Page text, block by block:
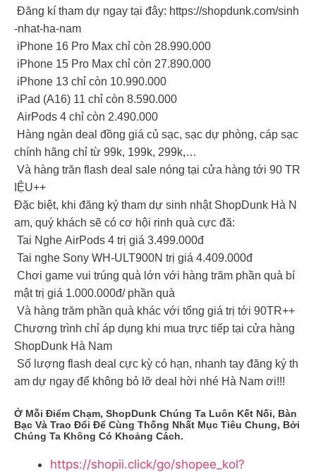
Đăng kí tham dự ngay tại đây: https://shopdunk.com/sinh
-nhat-ha-nam
iPhone 16 Pro Max chỉ còn 28.990.000
iPhone 15 Pro Max chỉ còn 27.890.000
iPhone 13 chỉ còn 10.990.000
iPad (A16) 11 chỉ còn 8.590.000
AirPods 4 chỉ còn 2.490.000
Hàng ngàn deal đồng giá củ sạc, sạc dự phòng, cáp sạc
chính hãng chỉ từ 99k, 199k, 299k,…
Và hàng trăn flash deal sale nóng tại cửa hàng tới 90 TR
IỆU++
Đặc biệt, khi đăng ký tham dự sinh nhật ShopDunk Hà N
am, quý khách sẽ có cơ hội rinh quà cực đã:
Tai Nghe AirPods 4 trị giá 3.499.000đ
Tai nghe Sony WH-ULT900N trị giá 4.409.000đ
Chơi game vui trúng quà lớn với hàng trăm phần quà bí
mật trị giá 1.000.000đ/ phần quà
Và hàng trăm phần quà khác với tổng giá trị tới 90TR++
Chương trình chỉ áp dụng khi mua trực tiếp tại cửa hàng
ShopDunk Hà Nam
Số lượng flash deal cực kỳ có hạn, nhanh tay đăng ký th
am dự ngay để không bỏ lỡ deal hời nhé Hà Nam ơi!!!
Ở Mỗi Điểm Chạm, ShopDunk Chúng Ta Luôn Kết Nối, Bàn
Bạc Và Trao Đổi Để Cùng Thống Nhất Mục Tiêu Chung, Bởi
Chúng Ta Không Có Khoảng Cách.
https://shopii.click/go/shopee_kol?